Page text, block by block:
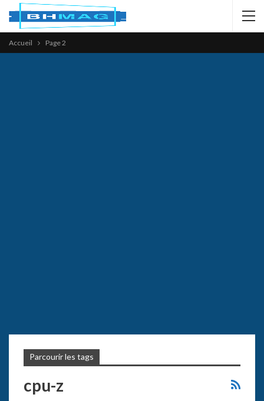
Accueil Page 2
Parcourir les tags
cpu-z